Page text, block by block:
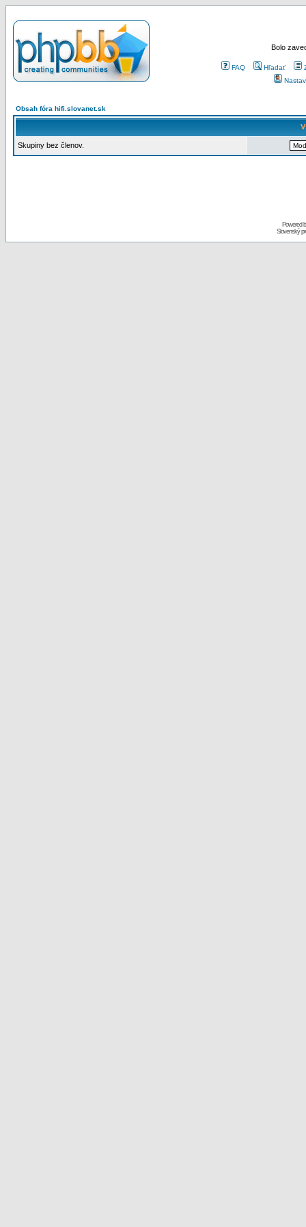
Bolo
FAQ Hľadať
Obsah fóra hifi.slovanet.sk
Skupiny bez členov.
Powered
Slovenský